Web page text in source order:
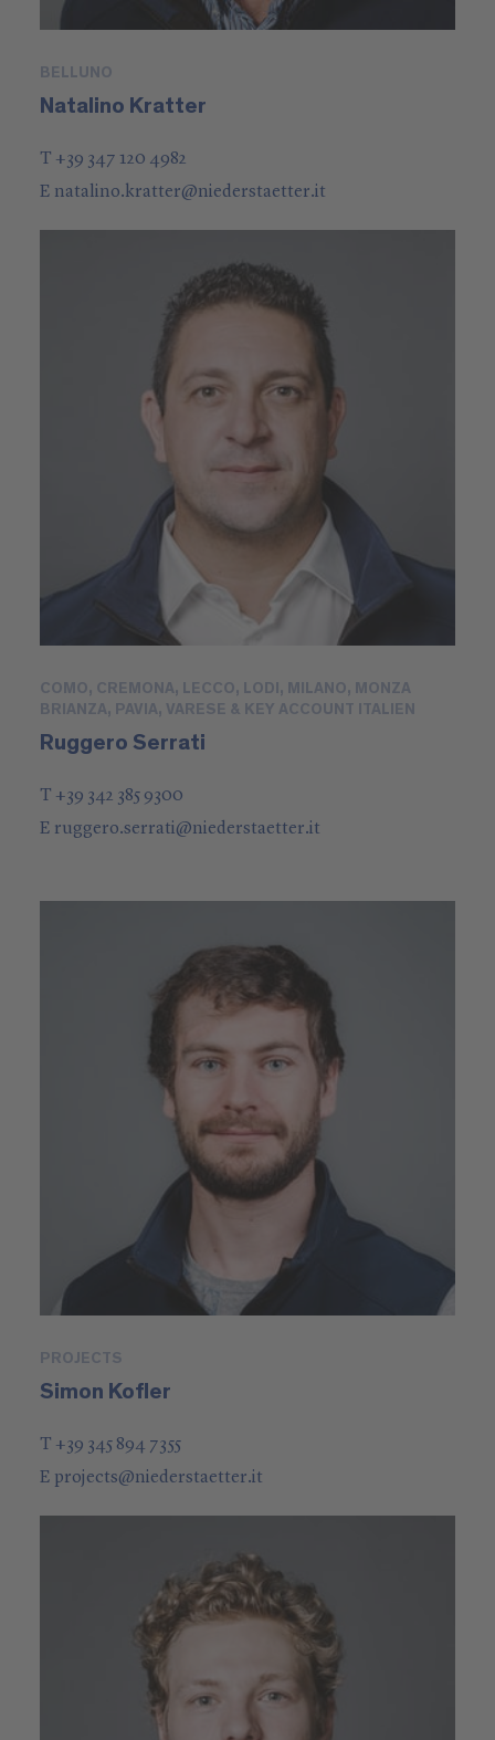
BELLUNO
Natalino Kratter
T +39 347 120 4982
E natalino.kratter@niederstaetter.it
COMO, CREMONA, LECCO, LODI, MILANO, MONZA
BRIANZA, PAVIA, VARESE & KEY ACCOUNT ITALIEN
Ruggero Serrati
T +39 342 385 9300
E ruggero.serrati@niederstaetter.it
PROJECTS
Simon Kofler
T +39 345 894 7355
E projects@niederstaetter.it